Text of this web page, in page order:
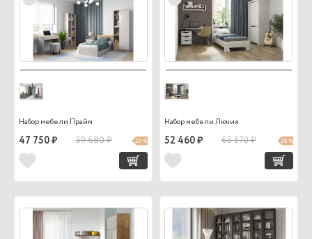
Набор мебели Прайм
47 750 ₽ 59 680 ₽ 20 %
Набор мебели Лючия
52 460 ₽ 65 570 ₽ 20 %